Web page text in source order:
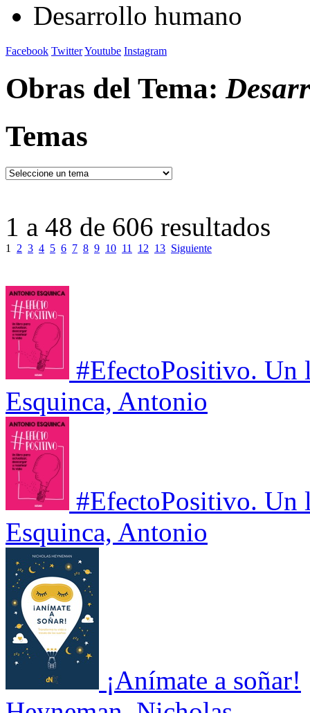
Desarrollo humano
Facebook TwitterYoutube Instagram
Obras del Tema:
Temas
1 a 48 de 606 resultados
1 2 3 4 5 6 7 8 9 10 11 12 13 Siguiente
#EfectoPositivo. Un
Esquinca, Antonio
#EfectoPositivo. Un
Esquinca, Antonio
¡Anímate a soñar!